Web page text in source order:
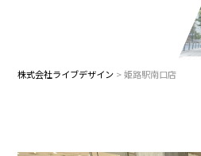
株式会社ライブデザイン >姫路駅南口店